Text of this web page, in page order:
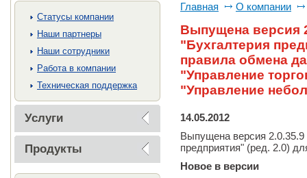
Cтатусы компании
Наши партнеры
Наши сотрудники
Работа в компании
Техническая поддержка
Услуги
Продукты
Главная О компании
Выпущена версия
"Бухгалтерия
правила обмена
"Управление
"Управление
14.05.2012
Выпущена версия 2.0.35.9
предприятия" (ред. 2.0)
Новое в версии